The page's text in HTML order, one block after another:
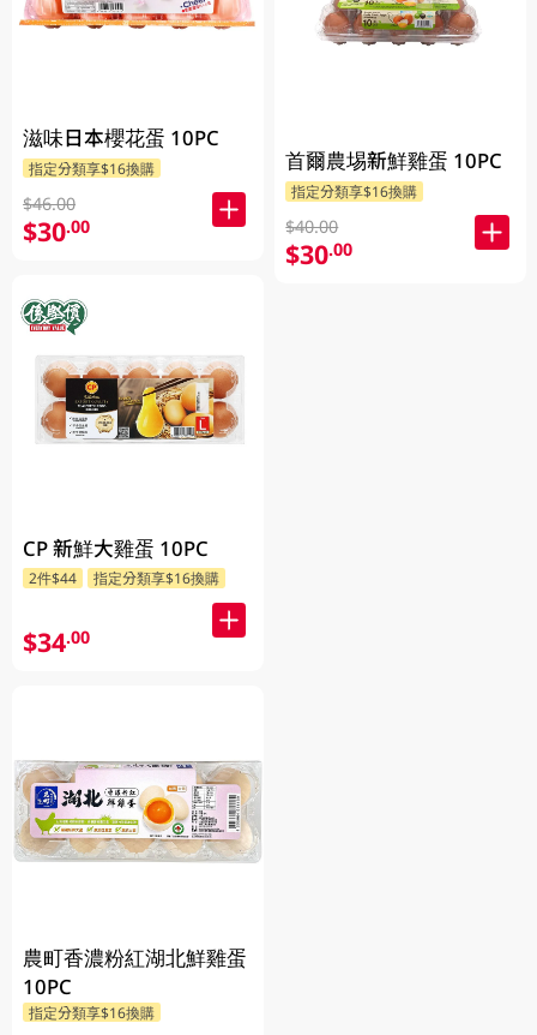
滋味日本櫻花蛋 10PC
指定分類享$16換購
$46.00
$30.00
CP 新鮮大雞蛋 10PC
2件$44 指定分類享$16換購
$34.00
農町香濃粉紅湖北鮮雞蛋
10PC
指定分類享$16換購
首爾農埸新鮮雞蛋 10PC
指定分類享$16換購
$40.00
$30.00